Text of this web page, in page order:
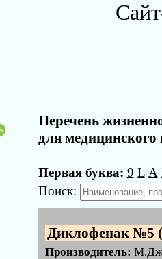
Перечень
для медицинского
Первая буква: 9 L А
Поиск:
Диклофенак
Производитель: